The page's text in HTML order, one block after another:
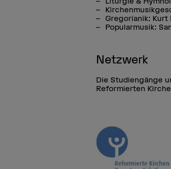
Gregorianik: Kurt
Popularmusik:
Netzwerk
Die Studiengänge
Reformierten